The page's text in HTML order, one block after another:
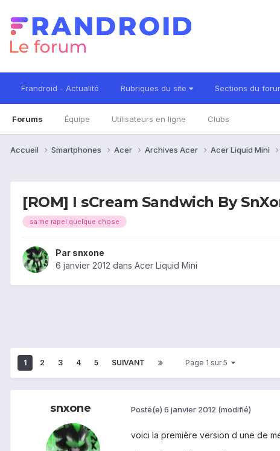
Frandroid - Actualité Rubriques du site Sections du
Forums Équipe Utilisateurs en ligne Clubs
Accueil Smartphones Acer Archives Acer Acer Liquid Mini
[ROM] I sCream Sandwich By
sa me rapel quelque chose
Par snxone
6 janvier 2012 dans Acer Liquid Mini
1 2 3 4 5 SUIVANT Page 1 sur 5
snxone Posté(e) 6 janvier 2012 (modifié)
voici la première version d une de